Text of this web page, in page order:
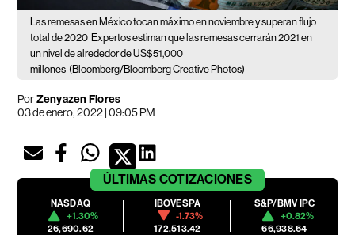
Las remesas en México tocan máximo en noviembre y superan flujo
total de 2020 Expertos estiman que las remesas cerrarán 2021 en
un nivel de alrededor de US$51,000
millones (Bloomberg/Bloomberg Creative Photos)
PorZenyazen Flores
03 de enero, 2022 | 09:05 PM
ÚLTIMAS COTIZACIONES
NASDAQ
+1.30%
26,690.62
IBOVESPA
-1.73%
172,513.42
S&P/BMV IPC
+0.82%
66,938.64